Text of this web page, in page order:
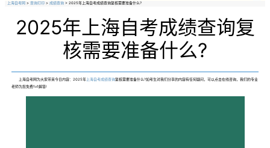
上海自考网 > 查询打印 > 成绩查询 > 2025年上海自考成绩查询复核需要准备什么?
2025年上海自考成绩查询复
核需要准备什么?
上海自考网为大家带来今日内容：2025年上海自考成绩查询复核需要准备什么?如考生对我们分享的内容有任何疑问，可以点击在线咨询，我们的专业
老师为您免费1v1解答!